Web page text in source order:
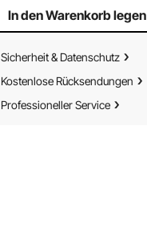
In den Warenkorb legen
Sicherheit & Datenschutz
Kostenlose Rücksendungen
Professioneller Service